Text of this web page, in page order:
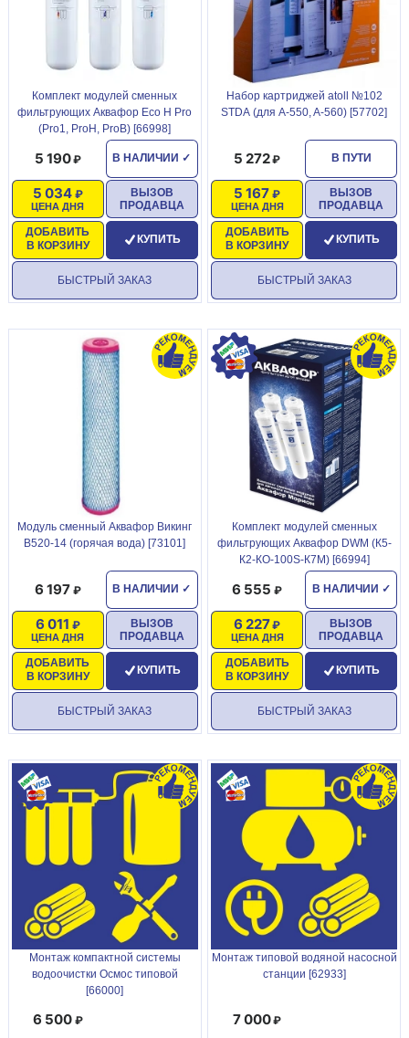
Комплект модулей сменных
фильтрующих Аквафор Eco H Pro
(Pro1, ProH, ProB) [66998]
В НАЛИЧИИ ✓
5 190
ЦЕНА ДНЯ
5 034
ДОБАВИТЬ
В КОРЗИНУ
ВЫЗОВ
ПРОДАВЦА
КУПИТЬ
БЫСТРЫЙ ЗАКАЗ
Набор картриджей atoll №102
STDА (для A-550, A-560) [57702]
В ПУТИ
5 272
ЦЕНА ДНЯ
5 167
ДОБАВИТЬ
В КОРЗИНУ
ВЫЗОВ
ПРОДАВЦА
КУПИТЬ
БЫСТРЫЙ ЗАКАЗ
Модуль сменный Аквафор Викинг
B520-14 (горячая вода) [73101]
В НАЛИЧИИ ✓
6 197
ЦЕНА ДНЯ
6 011
ДОБАВИТЬ
В КОРЗИНУ
ВЫЗОВ
ПРОДАВЦА
КУПИТЬ
БЫСТРЫЙ ЗАКАЗ
Комплект модулей сменных
фильтрующих Аквафор DWM (К5-
К2-КО-100S-К7М) [66994]
В НАЛИЧИИ ✓
6 555
ЦЕНА ДНЯ
6 227
ДОБАВИТЬ
В КОРЗИНУ
ВЫЗОВ
ПРОДАВЦА
КУПИТЬ
БЫСТРЫЙ ЗАКАЗ
Монтаж компактной системы
водоочистки Осмос типовой
[66000]
6 500
Монтаж типовой водяной насосной
станции [62933]
7 000